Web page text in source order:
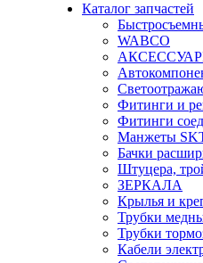
Каталог запчастей
WABCO
Фитинги и
Фитинги
Манжеты
Бачки
Штуцера,
ЗЕРКАЛА
Крылья и
Трубки
Трубки
Кабели